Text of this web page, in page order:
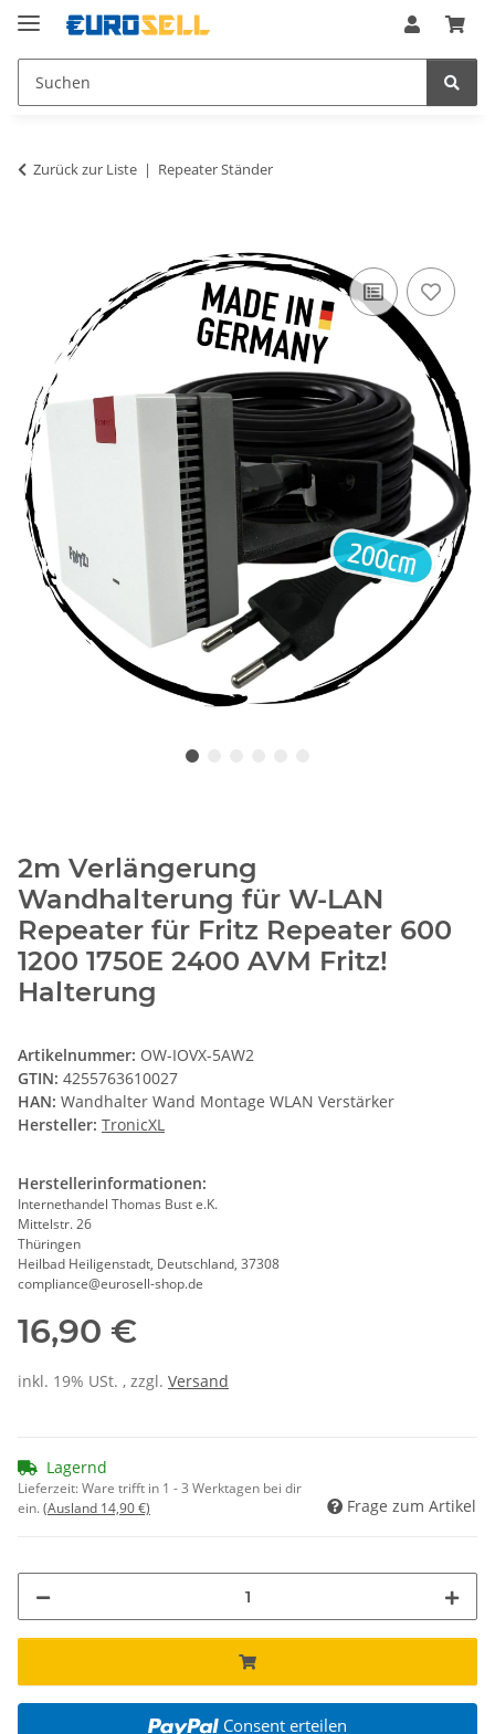
Zurück zur Liste Repeater Ständer
2m Verlängerung
Wandhalterung für W-LAN
Repeater für Fritz Repeater 600
1200 1750E 2400 AVM Fritz!
Halterung
Artikelnummer: OW-IOVX-5AW2
GTIN: 4255763610027
HAN: Wandhalter Wand Montage WLAN Verstärker
Hersteller: TronicXL
Herstellerinformationen:
Internethandel Thomas Bust e.K.
Mittelstr. 26
Thüringen
Heilbad Heiligenstadt, Deutschland, 37308
compliance@eurosell-shop.de
16,90 €
inkl. 19% USt. , zzgl. Versand
Lagernd
Lieferzeit:Ware trifft in 1 - 3 Werktagen bei dir
ein.(Ausland 14,90 €) Frage zum Artikel
Consent erteilen